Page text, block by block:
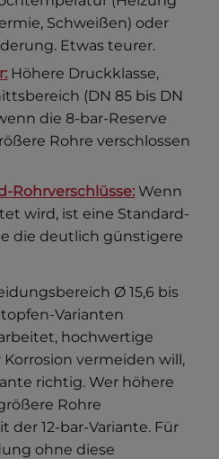
Schweißen) oder
Etwas teurer.
Höhere Druckklasse,
(DN 85 bis DN
die 8-bar-Reserve
Rohre verschlossen
Rohrverschlüsse: Wenn
wird, ist eine Standard-
die deutlich günstigere
Ø 15,6 bis
Varianten
hochwertige
vermeiden will,
richtig. Wer höhere
Rohre
der 12-bar-Variante. Für
ohne diese